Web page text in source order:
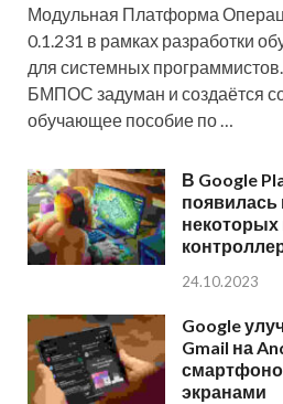
Модульная Платформа
0.1.231 в рамках разработки
для системных
БМПОС задуман и создаётся
обучающее пособие по …
В Google
появилась
24.10.2023
Google
Gmail на
экранами